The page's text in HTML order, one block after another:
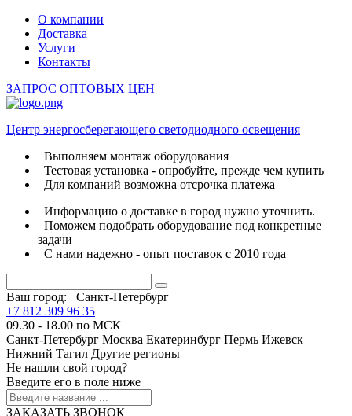
О компании
Доставка
Услуги
Контакты
ЗАПРОС ОПТОВЫХ ЦЕН
Центр энергосберегающего светодиодного освещения
Выполняем монтаж оборудования
Тестовая установка - опробуйте, прежде чем купить
Для компаний возможна отсрочка платежа
Информацию о доставке в город нужно уточнить.
Поможем подобрать оборудование под конкретные
задачи
С нами надежно - опыт поставок с 2010 года
Ваш город:
Санкт-Петербург
+7 812 309 96 35
09.30 - 18.00 по МСК
Санкт-Петербург Москва Екатеринбург Пермь Ижевск
Нижний Тагил Другие регионы
Не нашли свой город?
Введите его в поле ниже
ЗАКАЗАТЬ ЗВОНОК